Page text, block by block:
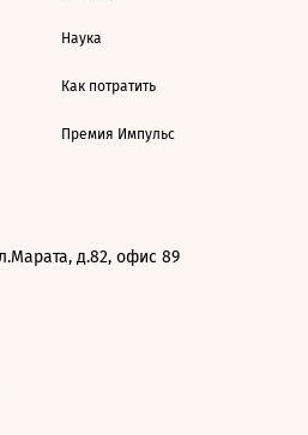
Наука
Как потратить
Премия Импульс
д.82, офис 89